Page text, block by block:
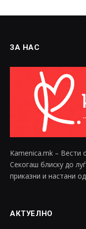
ЗА НАС
Kamenica.mk – Вести
Секогаш блиску до
приказни и настани
АКТУЕЛНО